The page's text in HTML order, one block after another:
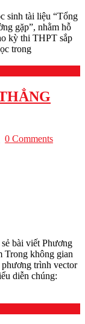
sinh tài liệu “Tổng
gặp”, nhằm hỗ
kỳ thi THPT sắp
trong
0 Comments
bài viết Phương
Trong không gian
trình vector
diễn chúng: